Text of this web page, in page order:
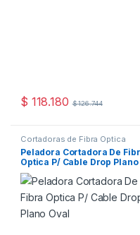
$ 118.180 $126.744
Cortadoras de Fibra Óptica
Peladora Cortadora De
Optica P/ Cable Drop Plano
Oval